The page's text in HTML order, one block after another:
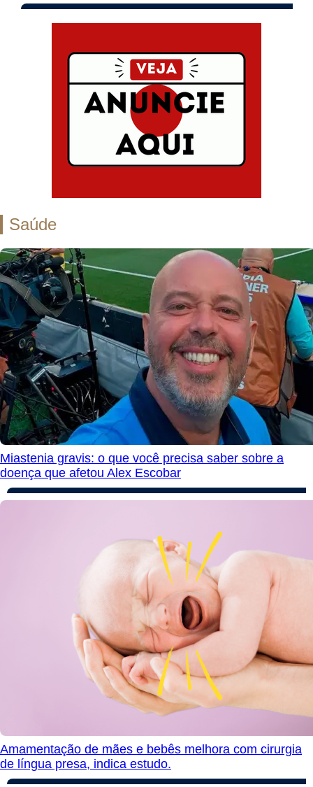
Saúde
Miastenia gravis: o que você precisa saber sobre a
doença que afetou Alex Escobar
Amamentação de mães e bebês melhora com cirurgia
de língua presa, indica estudo.